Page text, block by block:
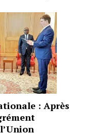
: Après